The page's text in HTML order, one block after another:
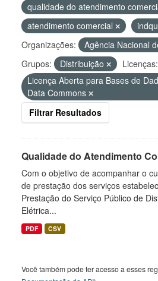
qualidade do atendimento
atendimento comercial
Organizações:
Agência Nacional
Grupos:
Distribuição
Licenças:
Licença Aberta para Bases de
Data Commons
Filtrar Resultados
Qualidade do Atendimento
Com o objetivo de acompanhar o
de prestação dos serviços
Prestação do Serviço Público de
Elétrica...
PDF CSV
Você também pode ter acesso a esses